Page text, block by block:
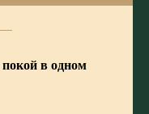
покой в ​​одном